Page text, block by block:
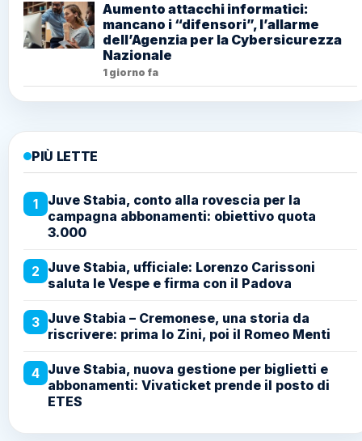
Aumento attacchi informatici:
mancano i “difensori”, l’allarme
dell’Agenzia per la Cybersicurezza
Nazionale
1 giorno fa
PIÙ LETTE
1
Juve Stabia, conto alla rovescia per la
campagna abbonamenti: obiettivo quota
3.000
2 Juve Stabia, ufficiale: Lorenzo Carissoni
saluta le Vespe e firma con il Padova
3 Juve Stabia – Cremonese, una storia da
riscrivere: prima lo Zini, poi il Romeo Menti
4 Juve Stabia, nuova gestione per biglietti e
abbonamenti: Vivaticket prende il posto di
ETES